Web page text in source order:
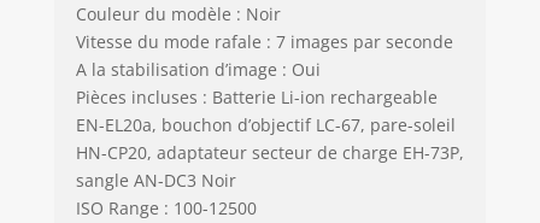
Couleur du modèle : Noir
Vitesse du mode rafale : 7 images par seconde
A la stabilisation d’image : Oui
Pièces incluses : Batterie Li-ion rechargeable
EN-EL20a, bouchon d’objectif LC-67, pare-soleil
HN-CP20, adaptateur secteur de charge EH-73P,
sangle AN-DC3 Noir
ISO Range : 100-12500